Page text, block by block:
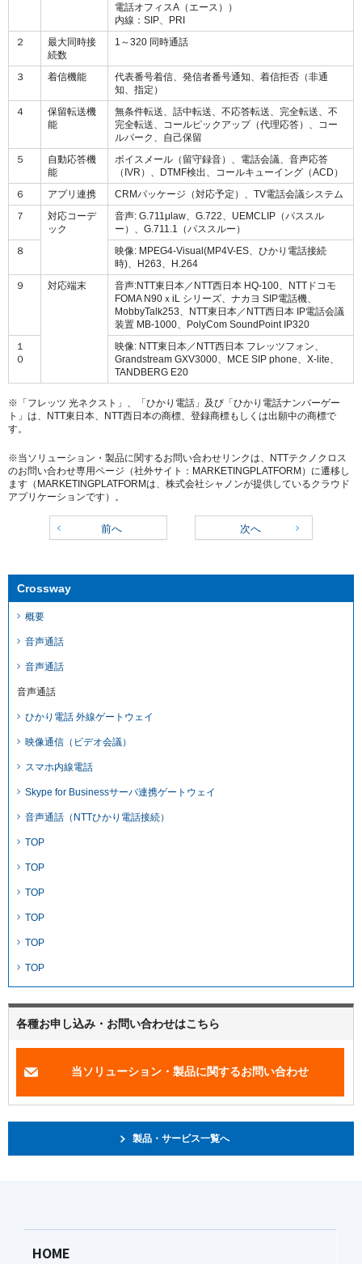
電話オフィスA（エース））
内線：SIP、PRI
２
最大同時接
続数
1～320 同時通話
３ 着信機能
代表番号着信、発信者番号通知、着信拒否（非通
知、指定）
４
保留転送機
能
無条件転送、話中転送、不応答転送、完全転送、不
完全転送、コールピックアップ（代理応答）、コー
ルパーク、自己保留
５
自動応答機
能
ボイスメール（留守録音）、電話会議、音声応答
（IVR）、DTMF検出、コールキューイング（ACD）
６
アプリ連携
CRMパッケージ（対応予定）、TV電話会議システム
７
対応コーデ
ック
音声: G.711μlaw、G.722、UEMCLIP（パススル
ー）、G.711.1（パススルー）
８
映像: MPEG4-Visual(MP4V-ES、ひかり電話接続
時)、H263、H.264
９
対応端末
音声:NTT東日本／NTT西日本 HQ-100、NTTドコモ
FOMA N90ｘiL シリーズ、ナカヨ SIP電話機、
MobbyTalk253、NTT東日本／NTT西日本 IP電話会議
装置 MB-1000、PolyCom SoundPoint IP320
１
０
映像: NTT東日本／NTT西日本 フレッツフォン、
Grandstream GXV3000、MCE SIP phone、X-lite、
TANDBERG E20
※「フレッツ 光ネクスト」、「ひかり電話」及び「ひかり電話ナンバーゲー
ト」は、NTT東日本、NTT西日本の商標、登録商標もしくは出願中の商標で
す。
※当ソリューション・製品に関するお問い合わせリンクは、NTTテクノクロス
のお問い合わせ専用ページ（社外サイト：MARKETINGPLATFORM）に遷移し
ます（MARKETINGPLATFORMは、株式会社シャノンが提供しているクラウド
アプリケーションです）。
前へ 次へ
Crossway
概要
音声通話
音声通話
音声通話
ひかり電話 外線ゲートウェイ
映像通信（ビデオ会議）
スマホ内線電話
Skype for Businessサーバ連携ゲートウェイ
音声通話（NTTひかり電話接続）
TOP
TOP
TOP
TOP
TOP
TOP
各種お申し込み・お問い合わせはこちら
当ソリューション・製品に関するお問い合わせ
製品・サービス一覧へ
HOME